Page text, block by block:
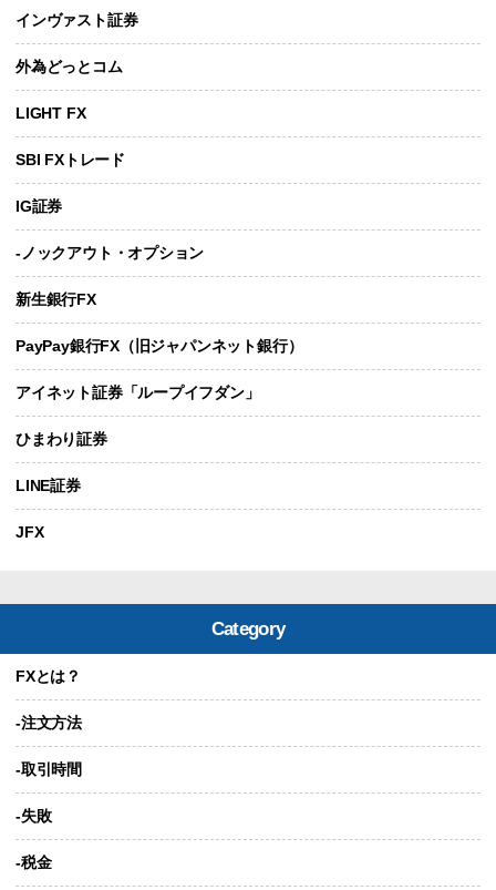
インヴァスト証券
外為どっとコム
LIGHT FX
SBI FXトレード
IG証券
-ノックアウト・オプション
新生銀行FX
PayPay銀行FX（旧ジャパンネット銀行）
アイネット証券「ループイフダン」
ひまわり証券
LINE証券
JFX
Category
FXとは？
-注文方法
-取引時間
-失敗
-税金